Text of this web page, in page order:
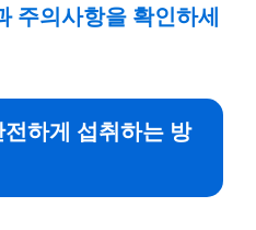
주의사항을 확인하세
하게 섭취하는 방